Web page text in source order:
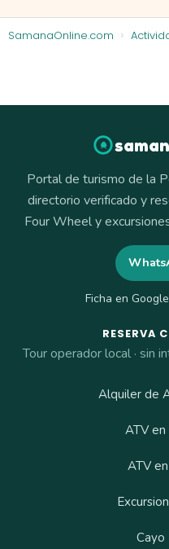
SamanaOnline.com
Portal de turismo de la
directorio verificado y
Four Wheel y
Ficha en Google
RESERVA
Tour operador local · sin
Alquiler de
ATV en
ATV
Cayo